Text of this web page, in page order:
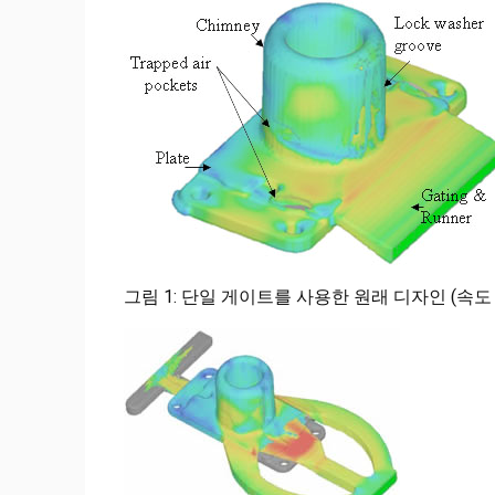
그림 1: 단일 게이트를 사용한 원래 디자인 (속